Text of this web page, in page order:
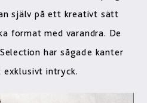
själv på ett kreativt sätt
format med varandra. De
har sågade kanter
intryck.